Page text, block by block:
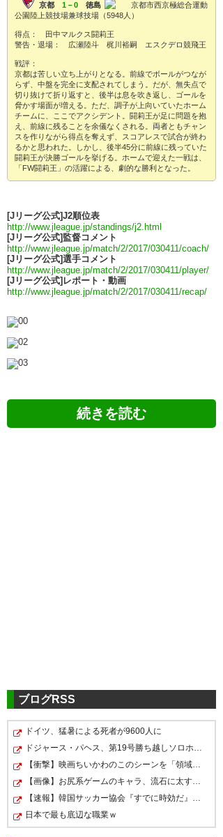
京都 1－0 徳島
京都市西京極総合運動
公園陸上競技場兼球技場（5948人）
得点： 田中マルクス闘莉王
警告・退場： 広瀬陸斗 梶川裕嗣 エスクデロ競飛王
戦評：
京都は苦しい立ち上がりとなる。前線でボールがつなが
らず、中盤を完全に支配されてしまう。だが、無失点で
切り抜けて折り返すと、後半は息を吹き返し、ゴールを
脅かす場面が増える。ただ、調子が上向いていたホーム
チームに、ここでアクシデント。闘莉王が足に問題を抱
え、前線に残ることを余儀なくされる。両者ともチャン
スを作りながら得点を奪えず、スコアレスで試合が終わ
るかと思われた。しかし、後半45分に前線に残っていた
闘莉王が決勝ゴールを挙げる。ホームで迎えた一戦は、
「FW闘莉王」の活躍による、劇的な勝利となった。
[Jリーグ公式]J2順位表
http://www.jleague.jp/standings/j2.html
[Jリーグ公式]監督コメント
http://www.jleague.jp/match/2/2017/030411/coach/
[Jリーグ公式]選手コメント
http://www.jleague.jp/match/2/2017/030411/player/
[Jリーグ公式]レポート・動画
http://www.jleague.jp/match/2/2017/030411/recap/
— RYOTA@常に挑戦‼︎ (2018_J1)
2017, 3月 4
トゥーさん！！！！！！
wwwwww
サンガ勝った！闘莉王よく決め
た！前半シュート打てないな
ど、決して内容が良くないなか
での勝ちは大きい。オリスは途
中から出てきて、ゴールの場面
ブログRSS
ドイツ、猛暑による死者が9600人に
ドジャース・パヘス、第19号勝ち越しソロホームラン！！…
【衝撃】映画ちいかわのこのシーンを「領域展開」と呼ん…
【画像】お尻系ゲームのキャラ、流石に太すぎるｗｗｗｗ
【速報】韓国サッカー協会『すでに時効だ』、外国人審判…
日本で最も底辺な職業ｗ